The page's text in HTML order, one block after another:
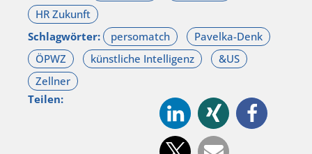
Schlagwörter:
Teilen: